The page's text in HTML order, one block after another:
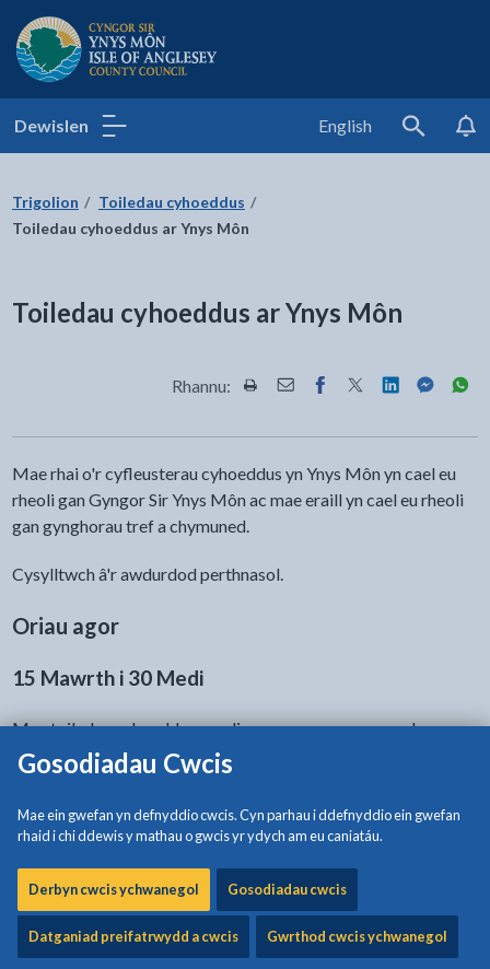
Gosodiadau Cwcis
Mae ein gwefan yn defnyddio cwcis. Cyn parhau i ddefnyddio ein gwefan
rhaid i chi ddewis y mathau o gwcis yr ydych am eu caniatáu.
Derbyn cwcis ychwanegol Gosodiadau cwcis
Datganiad preifatrwydd a cwcis Gwrthod cwcis ychwanegol
Cyngor Sir Ynys Môn
Dewislen English
Search
Trigolion
Toiledau cyhoeddus
Toiledau cyhoeddus ar Ynys Môn
Toiledau cyhoeddus ar Ynys Môn
Rhannu: Rhannwch y dudalen hon wrth
Rhannwch y dudalen hon
Rhannwch y dudalen
Rhannwch y
Rhannwch y
Mae rhai o'r cyfleusterau cyhoeddus yn Ynys Môn yn cael eu
rheoli gan Gyngor Sir Ynys Môn ac mae eraill yn cael eu rheoli
gan gynghorau tref a chymuned.
Cysylltwch â'r awdurdod perthnasol.
Oriau agor
15 Mawrth i 30 Medi
Mae toiledau cyhoeddus a redir gan y cyngor ar agor rhwng
8am a 6pm rhwng 15 Mawrth a 30 Medi.
1 Hydref i 14 Mawrth
a 14 Mawrth.
Mae toiledau cyhoeddus sy'n gweithredu yn ystod y cyfnod
hwn ar agor rhwng 8am a 4pm.